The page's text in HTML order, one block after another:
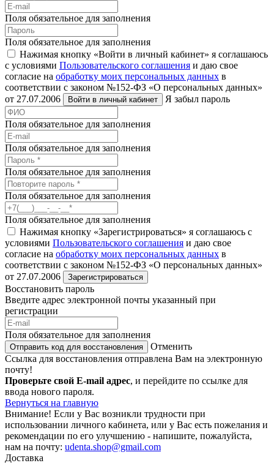
Поля обязательное для заполнения
Поля обязательное для заполнения
Нажимая кнопку «Войти в личный кабинет» я соглашаюсь
с условиями Пользовательского соглашения и даю свое
согласие на обработку моих персональных данных в
соответствии с законом №152-ФЗ «О персональных данных»
от 27.07.2006
Войти в личный кабинет Я забыл пароль
Поля обязательное для заполнения
Поля обязательное для заполнения
Поля обязательное для заполнения
Поля обязательное для заполнения
Поля обязательное для заполнения
Нажимая кнопку «Зарегистрироваться» я соглашаюсь с
условиями Пользовательского соглашения и даю свое
согласие на обработку моих персональных данных в
соответствии с законом №152-ФЗ «О персональных данных»
от 27.07.2006
Зарегистрироваться
Восстановить пароль
Введите адрес электронной почты указанный при
регистрации
Поля обязательное для заполнения
Отправить код для восстановления
Отменить
Ссылка для восстановления отправлена Вам на электронную
почту!
Проверьте свой E-mail адрес, и перейдите по ссылке для
ввода нового пароля.
Вернуться на главную
Внимание! Если у Вас возникли трудности при
использовании личного кабинета, или у Вас есть пожелания и
рекомендации по его улучшению - напишите, пожалуйста,
нам на почту: udenta.shop@gmail.com
Доставка